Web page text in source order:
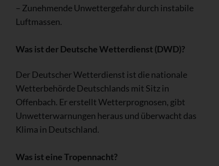
– Zunehmende Unwettergefahr durch instabile
Luftmassen.
Was ist der Deutsche Wetterdienst (DWD)?
Der Deutscher Wetterdienst ist die nationale
Wetterbehörde Deutschlands mit Sitz in
Offenbach. Er erstellt Wetterprognosen, gibt
Unwetterwarnungen heraus und überwacht das
Klima in Deutschland.
Was ist eine Tropennacht?